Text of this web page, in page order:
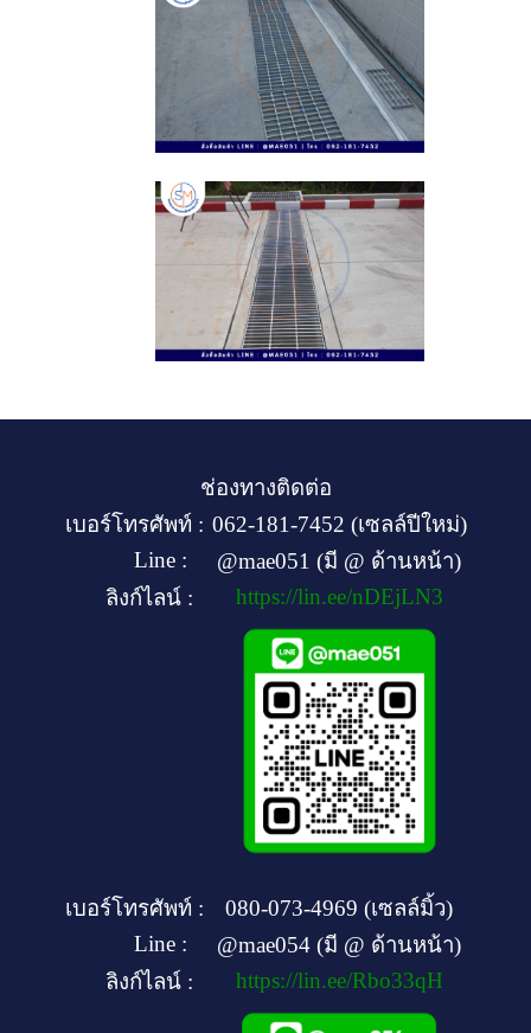
ช่องทางติดต่อ
เบอร์โทรศัพท์ : 062-181-7452 (เซลล์ปีใหม่)
Line :
@mae051 (มี @ ด้านหน้า)
ลิงก์ไลน์ :
https://lin.ee/nDEjLN3
เบอร์โทรศัพท์ :
080-073-4969 (เซลล์มิ้ว)
Line :
@mae054 (มี @ ด้านหน้า)
ลิงก์ไลน์ :
https://lin.ee/Rbo33qH